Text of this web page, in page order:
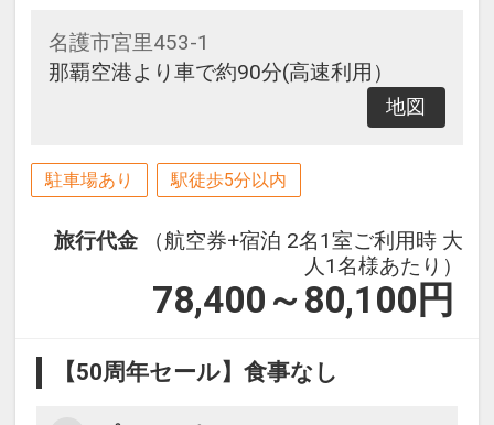
名護市宮里453-1
那覇空港より車で約90分(高速利用）
地図
駐車場あり 駅徒歩5分以内
旅行代金
（航空券+宿泊 2名1室ご利用時 大
人1名様あたり）
78,400～80,100 円
【50周年セール】食事なし